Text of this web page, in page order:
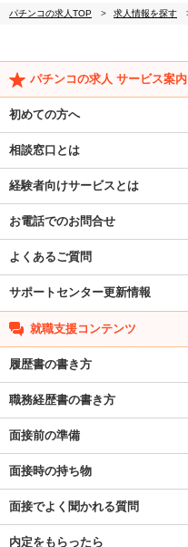
パチンコの求人TOP 求人情報を探す
パチンコの求人 サービス案内
初めての方へ
相談窓口とは
経験者向けサービスとは
お電話でのお問合せ
よくあるご質問
サポートセンター更新情報
就職支援コンテンツ
履歴書の書き方
職務経歴書の書き方
面接前の準備
面接時の持ち物
面接でよく聞かれる質問
内定をもらったら